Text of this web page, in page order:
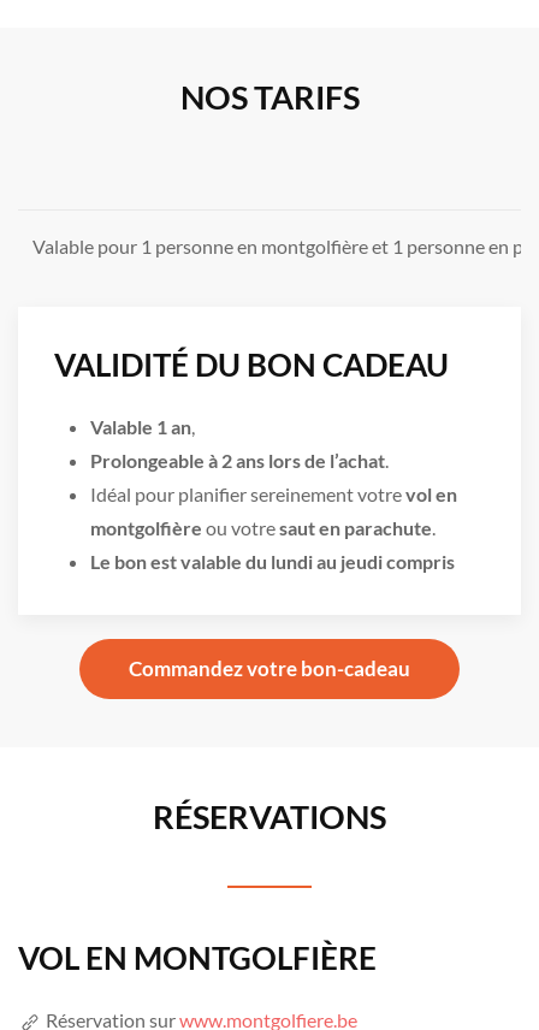
NOS TARIFS
Valable pour 1 personne en montgolfière et 1 personne en
VALIDITÉ DU BON CADEAU
Valable 1 an,
Prolongeable à 2 ans lors de l’achat.
Idéal pour planifier sereinement votrevol en
montgolfière ou votresaut en parachute.
Le bon est valable du lundi au jeudi compris
Commandez votre bon-cadeau
RÉSERVATIONS
VOL EN MONTGOLFIÈRE
Réservation surwww.montgolfiere.be